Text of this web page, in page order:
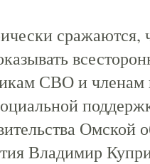
СВО и членам
Омской
Владимир